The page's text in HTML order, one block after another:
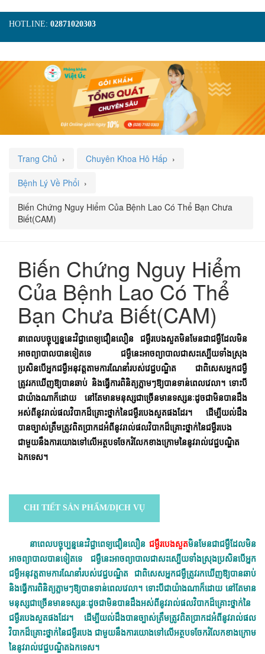
HOTLINE: 02871020303
TRANG CHỦ
GIỚI THIỆU
TIN TỨC
DỊCH VỤ
GÓI KHÁM
HÌNH ẢNH
LIÊN HỆ
ĐẶT LỊCH KHÁM
Trang Chủ › Chuyên Khoa Hô Hấp ›
Bệnh Lý Về Phổi ›
Biến Chứng Nguy Hiểm Của Bệnh Lao Có Thể Bạn Chưa
Biết(CAM)
Biến Chứng Nguy Hiểm
Của Bệnh Lao Có Thể
Bạn Chưa Biết(CAM)
នាពេលបច្ចុប្បន្ននេះវិជ្ជាពេទ្យជឿនលឿន ជម្ងឺរបេងសួតមិនមែនជាជម្ងឺដែលមិន
អាចព្យាបាលបានទៀតទេ ជម្ងឺនេះអាចព្យាបាលជាសះស្បើយទាំងស្រុង
ប្រសិនបើអ្នកជម្ងឺអនុវត្តតាមការណែនាំរបស់វេជ្ជបណ្ឌិត ជាពិសេសអ្នកជម្ងឺ
ត្រូវរកឃើញឱ្យបានឆាប់ និងធ្វើការពិនិត្យភ្លាមៗឱ្យបានទាន់ពេលវេលា។ ទោះបី
ជាយ៉ាងណាក៏ដោយ នៅតែមានមនុស្សជាច្រើនមានទស្សនៈដូចជាមិនបានដឹង
អស់ពីនូវរាល់ផលវិបាកដ៏គ្រោះថ្នាក់នៃជម្ងឺរបេងសួតផងដែរ។ ដើម្បីយល់ដឹង
បានច្បាស់ត្រឹមត្រូវពិតប្រាកដអំពីនូវរាល់ផលវិបាកដ៏គ្រោះថ្នាក់នៃជម្ងឺរបេង
ជាមួយនឹងការយោងទៅលើអត្ថបទចែករំលែកខាងក្រោមនៃនូវរាល់វេជ្ជបណ្ឌិត
ឯកទេស។
CHI TIẾT SẢN PHẨM/DỊCH VỤ
នាពេលបច្ចុប្បន្ននេះវិជ្ជាពេទ្យជឿនលឿនជម្ងឺរបេងសួតមិនមែនជាជម្ងឺដែលមិន
អាចព្យាបាលបានទៀតទេ ជម្ងឺនេះអាចព្យាបាលជាសះស្បើយទាំងស្រុងប្រសិនបើអ្នក
ជម្ងឺអនុវត្តតាមការណែនាំរបស់វេជ្ជបណ្ឌិត ជាពិសេសអ្នកជម្ងឺត្រូវរកឃើញឱ្យបានឆាប់
និងធ្វើការពិនិត្យភ្លាមៗឱ្យបានទាន់ពេលវេលា។ ទោះបីជាយ៉ាងណាក៏ដោយ នៅតែមាន
មនុស្សជាច្រើនមានទស្សនៈដូចជាមិនបានដឹងអស់ពីនូវរាល់ផលវិបាកដ៏គ្រោះថ្នាក់នៃ
ជម្ងឺរបេងសួតផងដែរ។ ដើម្បីយល់ដឹងបានច្បាស់ត្រឹមត្រូវពិតប្រាកដអំពីនូវរាល់ផល
វិបាកដ៏គ្រោះថ្នាក់នៃជម្ងឺរបេង ជាមួយនឹងការយោងទៅលើអត្ថបទចែករំលែកខាងក្រោម
នៃនូវរាល់វេជ្ជបណ្ឌិតឯកទេស។